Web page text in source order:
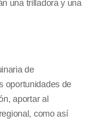
una trilladora y una
de
oportunidades de
aportar al
como así